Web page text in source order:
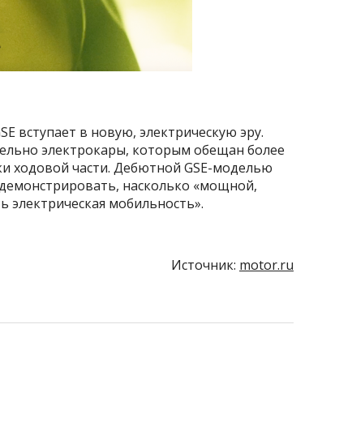
вступает в новую, электрическую эру.
электрокары, которым обещан более
ходовой части. Дебютной GSE-моделью
насколько «мощной,
мобильность».
Источник: motor.ru